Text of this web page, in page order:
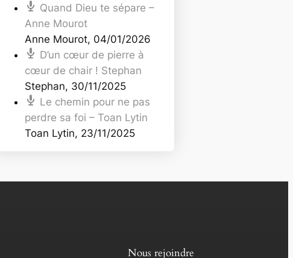
Quand Dieu te sépare –
Anne Mourot
Anne Mourot, 04/01/2026
D’un cœur de pierre à
cœur de chair ! Stephan
Stephan, 30/11/2025
Le chemin pour ne pas
perdre sa foi – Toan Lytin
Toan Lytin, 23/11/2025
Nous rejoindre